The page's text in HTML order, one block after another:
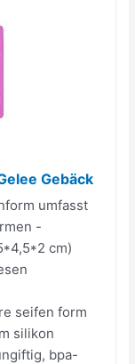
Gebäck
umfasst
-
cm)
seifen form
silikon
bpa-